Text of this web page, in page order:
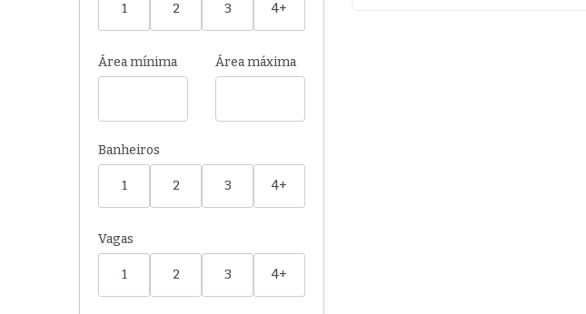
1 2 3 4+
Área mínima Área máxima
Banheiros
1 2 3 4+
Vagas
1 2 3 4+